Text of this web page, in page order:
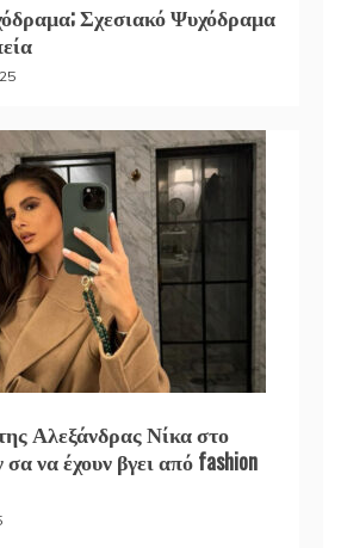
Σχεσιακό Ψυχόδραμα
Αλεξάνδρας Νίκα στο
να έχουν βγει από fashion